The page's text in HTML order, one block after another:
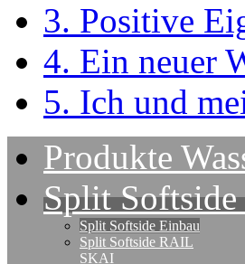
3. Positive
4. Ein neuer
5. Ich und
Produkte
Split
Split Softside Einbau
Split Softside RAIL
SKAI